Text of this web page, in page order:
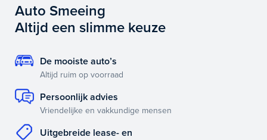
Auto Smeeing
Altijd een slimme keuze
De mooiste auto’s
Altijd ruim op voorraad
Persoonlijk advies
Vriendelijke en vakkundige mensen
Uitgebreide lease- en